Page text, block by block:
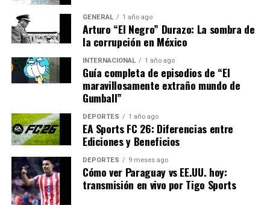
Mirando al Futuro
El futuro de América Latina en el contexto del cambio
climático depende en gran medida de las acciones que se
tomen hoy. Los gobiernos, el sector privado y la sociedad
civil deben trabajar conjuntamente para desarrollar
políticas sostenibles que protejan tanto al medio
El BID ha instado a los líderes regionales a priorizar la
sostenibilidad y la resiliencia en sus agendas políticas.
“El cambio climático es una
GENERAL 1 año ago
Arturo “El Negro” Durazo: La sombra de
la corrupción en México
INTERNACIONAL 1 año ago
Guía completa de episodios de “El
maravillosamente extraño mundo de
Gumball”
DEPORTES 1 año ago
EA Sports FC 26: Diferencias entre
Ediciones y Beneficios
DEPORTES 9 meses ago
Cómo ver Paraguay vs EE.UU. hoy:
transmisión en vivo por Tigo Sports